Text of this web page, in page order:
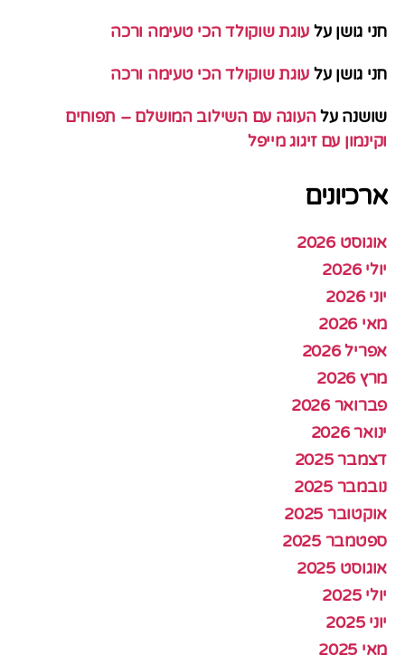
חני גושן על עוגת שוקולד הכי טעימה ורכה
חני גושן על עוגת שוקולד הכי טעימה ורכה
שושנה עלהעוגה עם השילוב המושלם – תפוחים
וקינמון עם זיגוג מייפל
ארכיונים
אוגוסט 2026
יולי 2026
יוני 2026
מאי 2026
אפריל 2026
מרץ 2026
פברואר 2026
ינואר 2026
דצמבר 2025
נובמבר 2025
אוקטובר 2025
ספטמבר 2025
אוגוסט 2025
יולי 2025
יוני 2025
מאי 2025